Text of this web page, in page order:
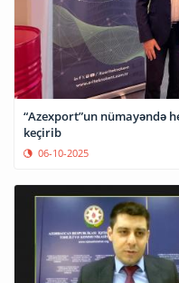
“Azexport”un nümayəndə
keçirib
06-10-2025